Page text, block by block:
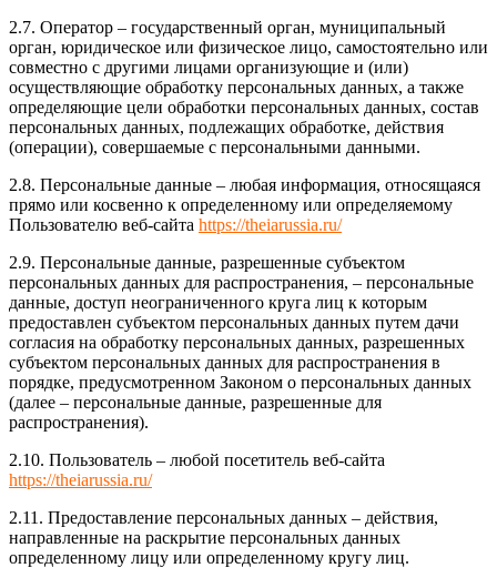
2.7. Оператор – государственный орган, муниципальный
орган, юридическое или физическое лицо, самостоятельно или
совместно с другими лицами организующие и (или)
осуществляющие обработку персональных данных, а также
определяющие цели обработки персональных данных, состав
персональных данных, подлежащих обработке, действия
(операции), совершаемые с персональными данными.
2.8. Персональные данные – любая информация, относящаяся
прямо или косвенно к определенному или определяемому
Пользователю веб-сайта https://theiarussia.ru/
2.9. Персональные данные, разрешенные субъектом
персональных данных для распространения, – персональные
данные, доступ неограниченного круга лиц к которым
предоставлен субъектом персональных данных путем дачи
согласия на обработку персональных данных, разрешенных
субъектом персональных данных для распространения в
порядке, предусмотренном Законом о персональных данных
(далее – персональные данные, разрешенные для
распространения).
2.10. Пользователь – любой посетитель веб-сайта
https://theiarussia.ru/
2.11. Предоставление персональных данных – действия,
направленные на раскрытие персональных данных
определенному лицу или определенному кругу лиц.